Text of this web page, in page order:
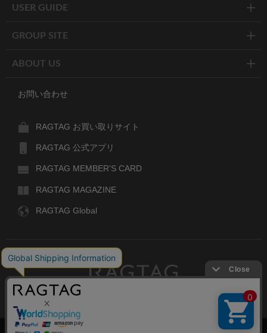
USER GUIDE
GROUP SITE
ABOUT US
お問い合わせ
RAGTAG お買い取りサイト
RAGTAG 公式アプリ
RAGTAG MEMBER'S CARD
RAGTAG MAGAZINE
RAGTAG Global
デザイナーズブランドのユーズド・セレクトショップ